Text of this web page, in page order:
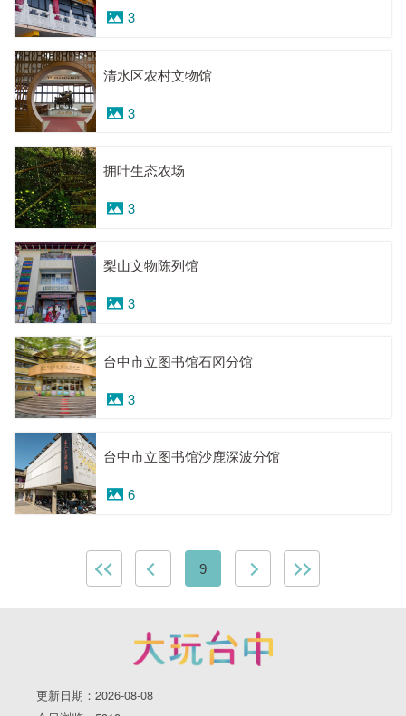
3
清水区农村文物馆
3
拥叶生态农场
3
梨山文物陈列馆
3
台中市立图书馆石冈分馆
3
台中市立图书馆沙鹿深波分馆
6
9
更新日期：2026-08-08